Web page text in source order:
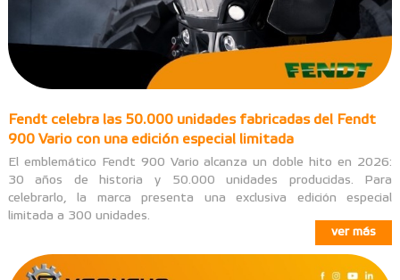
Fendt celebra las 50.000 unidades fabricadas del Fendt
900 Vario con una edición especial limitada
El emblemático Fendt 900 Vario alcanza un doble hito en 2026:
30 años de historia y 50.000 unidades producidas. Para
celebrarlo, la marca presenta una exclusiva edición especial
limitada a 300 unidades.
ver más